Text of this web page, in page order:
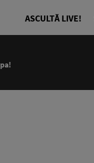
ASCULTĂ LIVE!